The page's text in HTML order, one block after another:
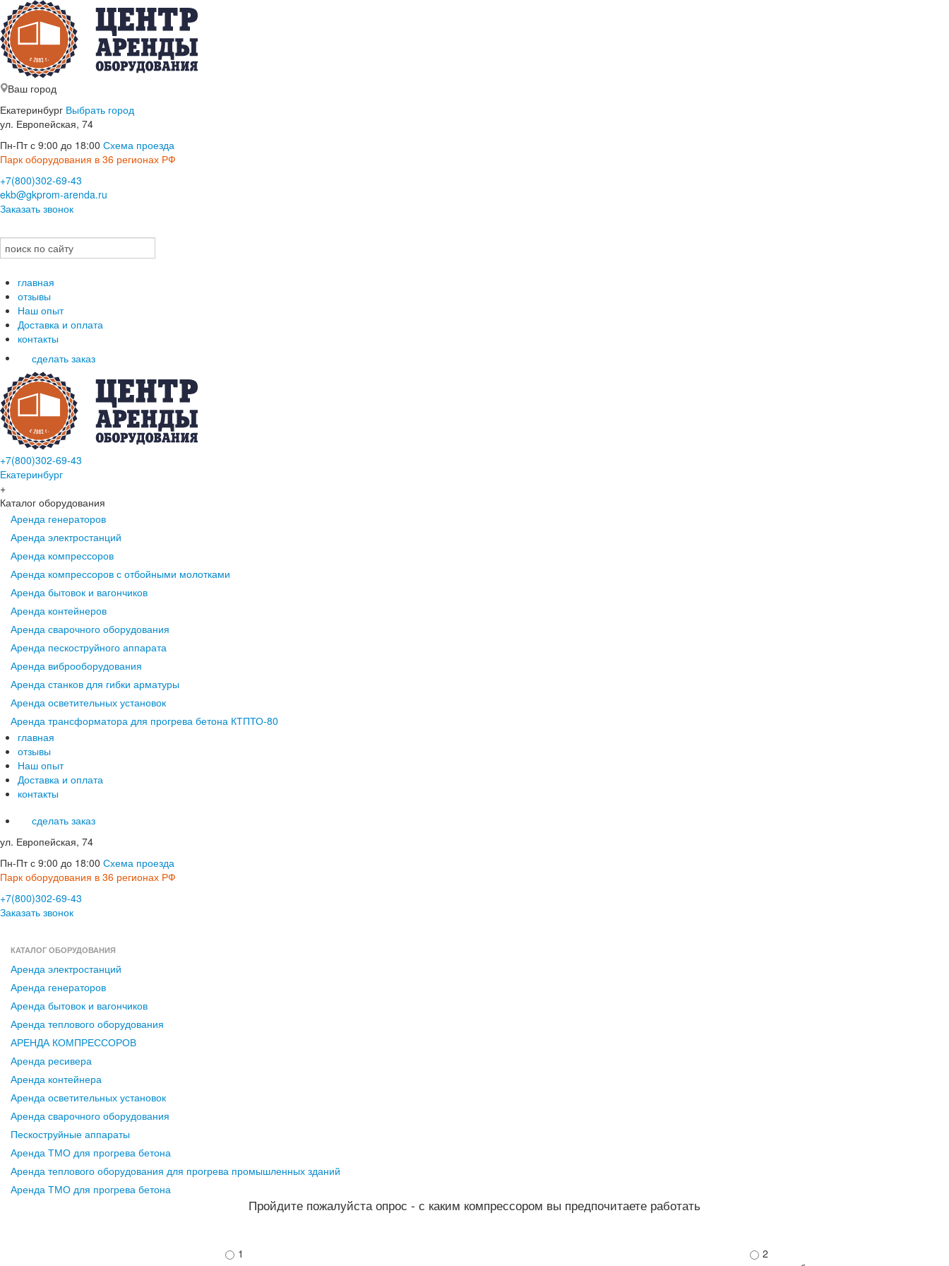
Ваш город
Екатеринбург Выбрать город
ул. Европейская, 74
Пн-Пт с 9:00 до 18:00 Схема проезда
Парк оборудования в 36 регионах РФ
+7(800)302-69-43
ekb@gkprom-arenda.ru
Заказать звонок
главная
отзывы
Наш опыт
Доставка и оплата
контакты
сделать заказ
+7(800)302-69-43
Екатеринбург
+
Каталог оборудования
Аренда генераторов
Аренда электростанций
Аренда компрессоров
Аренда компрессоров с отбойными молотками
Аренда бытовок и вагончиков
Аренда контейнеров
Аренда сварочного оборудования
Аренда пескоструйного аппарата
Аренда виброоборудования
Аренда станков для гибки арматуры
Аренда осветительных установок
Аренда трансформатора для прогрева бетона КТПТО-80
главная
отзывы
Наш опыт
Доставка и оплата
контакты
сделать заказ
ул. Европейская, 74
Пн-Пт с 9:00 до 18:00 Схема проезда
Парк оборудования в 36 регионах РФ
+7(800)302-69-43
Заказать звонок
КАТАЛОГ ОБОРУДОВАНИЯ
Аренда электростанций
Аренда генераторов
Аренда бытовок и вагончиков
Аренда теплового оборудования
АРЕНДА КОМПРЕССОРОВ
Аренда ресивера
Аренда контейнера
Аренда осветительных установок
Аренда сварочного оборудования
Пескоструйные аппараты
Аренда ТМО для прогрева бетона
Аренда теплового оборудования для прогрева промышленных зданий
Аренда ТМО для прогрева бетона
Пройдите пожалуйста опрос - с каким компрессором вы предпочитаете работать
1
2